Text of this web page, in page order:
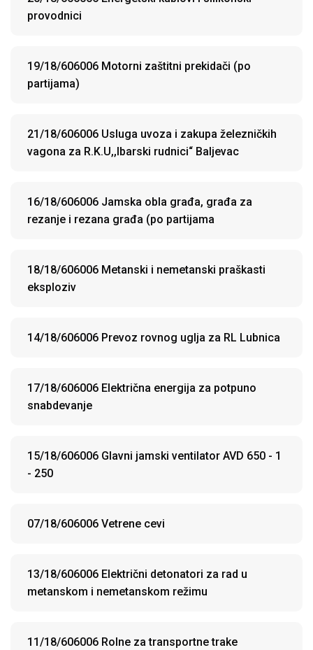
provodnici
19/18/606006 Motorni zaštitni prekidači (po
partijama)
21/18/606006 Usluga uvoza i zakupa železničkih
vagona za R.K.U,,Ibarski rudnici“ Baljevac
16/18/606006 Jamska obla građa, građa za
rezanje i rezana građa (po partijama
18/18/606006 Metanski i nemetanski praškasti
eksploziv
14/18/606006 Prevoz rovnog uglja za RL Lubnica
17/18/606006 Električna energija za potpuno
snabdevanje
15/18/606006 Glavni jamski ventilator AVD 650 - 1
- 250
07/18/606006 Vetrene cevi
13/18/606006 Električni detonatori za rad u
metanskom i nemetanskom režimu
11/18/606006 Rolne za transportne trake